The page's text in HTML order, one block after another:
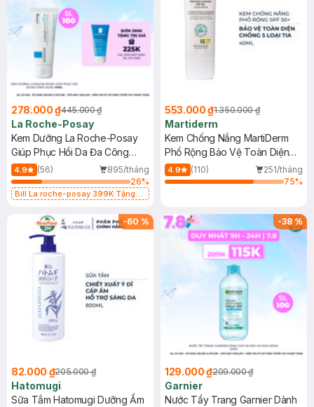
278.000 ₫445.000 ₫
La Roche-Posay
Kem Dưỡng La Roche-Posay
Giúp Phục Hồi Da Đa Công
Dụng 40ml
4.9 (56)
895/tháng
26%
Bill La roche-posay 399K Tặng
(SL có hạn)
553.000 ₫1.350.000 ₫
Martiderm
Kem Chống Nắng MartiDerm
Phổ Rộng Bảo Vệ Toàn Diện
40ml
4.9 (110)
251/tháng
75%
-60 %
82.000 ₫205.000 ₫
Hatomugi
Sữa Tắm Hatomugi Dưỡng Ẩm
-38%
129.000 ₫209.000 ₫
Garnier
Nước Tẩy Trang Garnier Dành